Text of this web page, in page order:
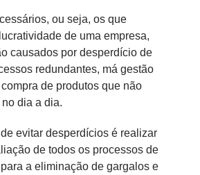
ou seja, os que
de uma empresa,
causados por desperdício de
redundantes, má gestão
de produtos que não
dia a dia.
evitar desperdícios é realizar
de todos os processos de
a eliminação de gargalos e